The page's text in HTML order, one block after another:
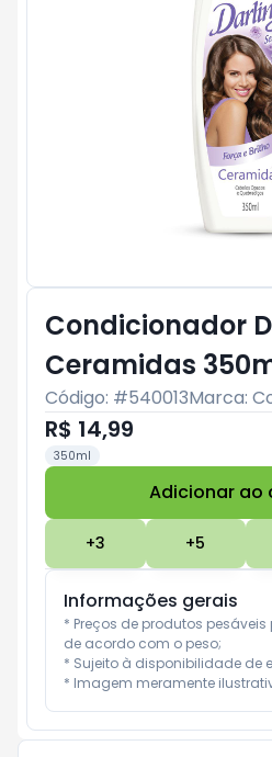
Condicionador
Ceramidas
Código: #540013Marca:
R$ 14,99
350ml
Adicionar ao
+3 +5
Informações gerais
* Preços de produtos
de acordo com o peso;
* Sujeito à disponibilidade de
* Imagem meramente